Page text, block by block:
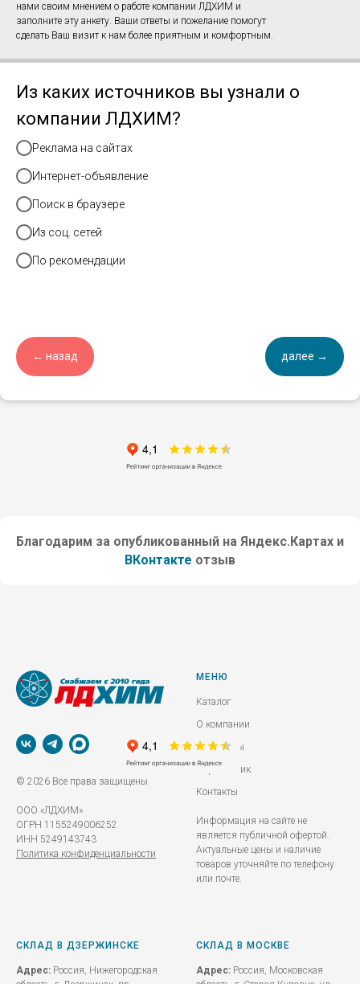
нами своим мнением о работе компании ЛДХИМ и
заполните эту анкету. Ваши ответы и пожелание помогут
сделать Ваш визит к нам более приятным и комфортным.
Из каких источников вы узнали о
компании ЛДХИМ?
Реклама на сайтах
Интернет-объявление
Поиск в браузере
Из соц. сетей
По рекомендации
← назад далее →
Благодарим за опубликованный на Яндекс.Картах и
ВКонтакте отзыв
© 2026 Все права защищены
ООО «ЛДХИМ»
ОГРН 1155249006252
ИНН 5249143743
Политика конфиденциальности
МЕНЮ
Каталог
О компании
Реквизиты
Справочник
Контакты
Информация на сайте не
является публичной офертой.
Актуальные цены и наличие
товаров уточняйте по телефону
или почте.
СКЛАД В ДЗЕРЖИНСКЕ
Адрес: Россия, Нижегородская
СКЛАД В МОСКВЕ
Адрес: Россия, Московская